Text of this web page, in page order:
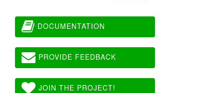
DOCUMENTATION
PROVIDE FEEDBACK
JOIN THE PROJECT!